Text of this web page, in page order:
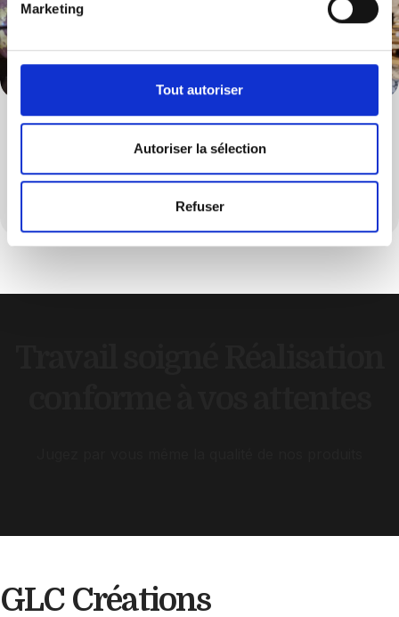
Marketing
Tout autoriser
Autoriser la sélection
Refuser
Décoration
Personnalisé votre intérieur grâce à une décoration
GLC Créations